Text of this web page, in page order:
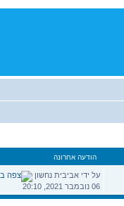
הודעה אחרונה
הודעה
אחרונה
על ידי אביבית נחשון
06 נובמבר 2021, 20:10